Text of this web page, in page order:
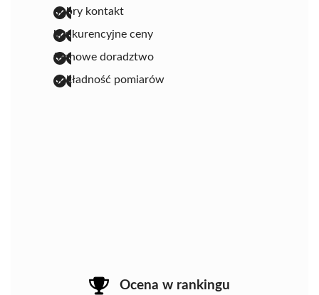
dobry kontakt
konkurencyjne ceny
fachowe doradztwo
dokładność pomiarów
Ocena w rankingu